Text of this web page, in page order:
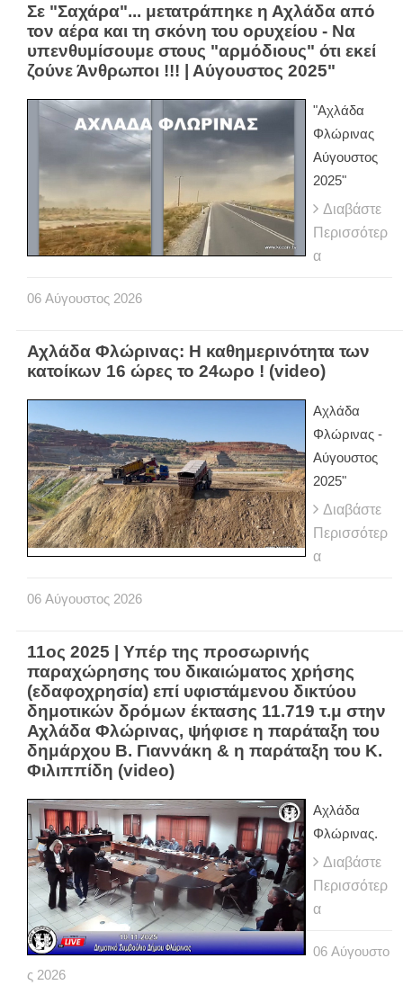
Σε "Σαχάρα"... μετατράπηκε η Αχλάδα από
τον αέρα και τη σκόνη του ορυχείου - Να
υπενθυμίσουμε στους "αρμόδιους" ότι εκεί
ζούνε Άνθρωποι !!! | Αύγουστος 2025"
"Αχλάδα
Φλώρινας
Αύγουστος
2025"
Διαβάστε
Περισσότερ
α
06 Αύγουστος 2026
Αχλάδα Φλώρινας: Η καθημερινότητα των
κατοίκων 16 ώρες το 24ωρο ! (video)
Αχλάδα
Φλώρινας -
Αύγουστος
2025"
Διαβάστε
Περισσότερ
α
06 Αύγουστος 2026
11ος 2025 | Υπέρ της προσωρινής
παραχώρησης του δικαιώματος χρήσης
(εδαφοχρησία) επί υφιστάμενου δικτύου
δημοτικών δρόμων έκτασης 11.719 τ.μ στην
Αχλάδα Φλώρινας, ψήφισε η παράταξη του
δημάρχου Β. Γιαννάκη & η παράταξη του Κ.
Φιλιππίδη (video)
Αχλάδα
Φλώρινας.
Διαβάστε
Περισσότερ
α
06 Αύγουστο
ς 2026